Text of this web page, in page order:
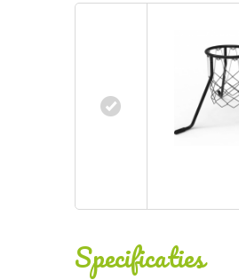
Specificaties